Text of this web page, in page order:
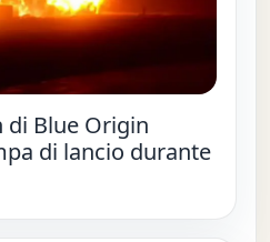
di Blue Origin
di lancio durante